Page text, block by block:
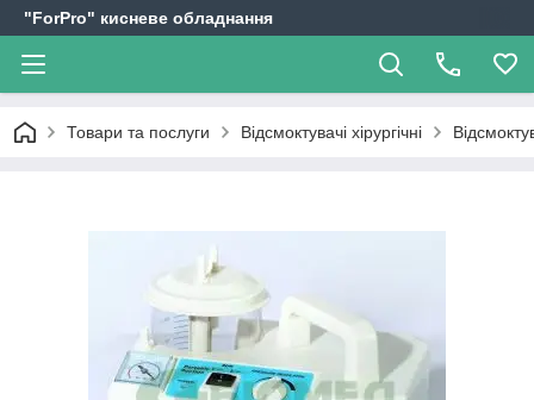
"ForPro" кисневе обладнання
Товари та послуги Відсмоктувачі хірургічні